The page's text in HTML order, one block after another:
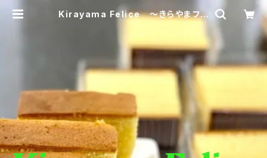
Kirayama Felice ～きらやまフェ